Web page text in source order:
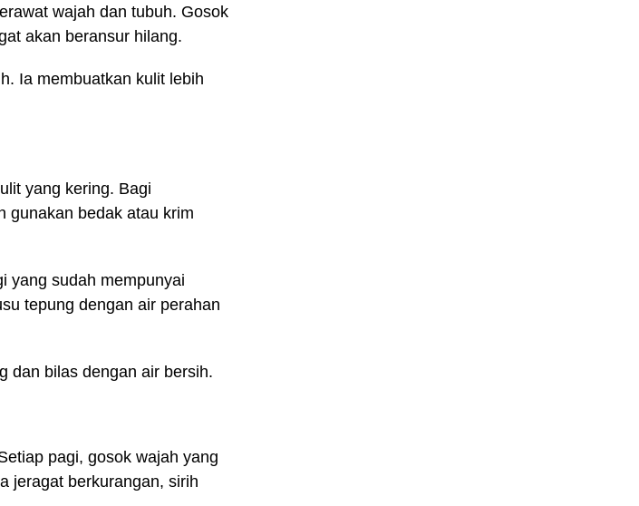
wajah dan tubuh. Gosok
akan beransur hilang.
Ia membuatkan kulit lebih
yang kering. Bagi
gunakan bedak atau krim
yang sudah mempunyai
tepung dengan air perahan
dan bilas dengan air bersih.
pagi, gosok wajah yang
jeragat berkurangan, sirih